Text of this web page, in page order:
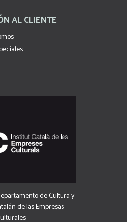
AL CLIENTE
de Cultura y
de las Empresas